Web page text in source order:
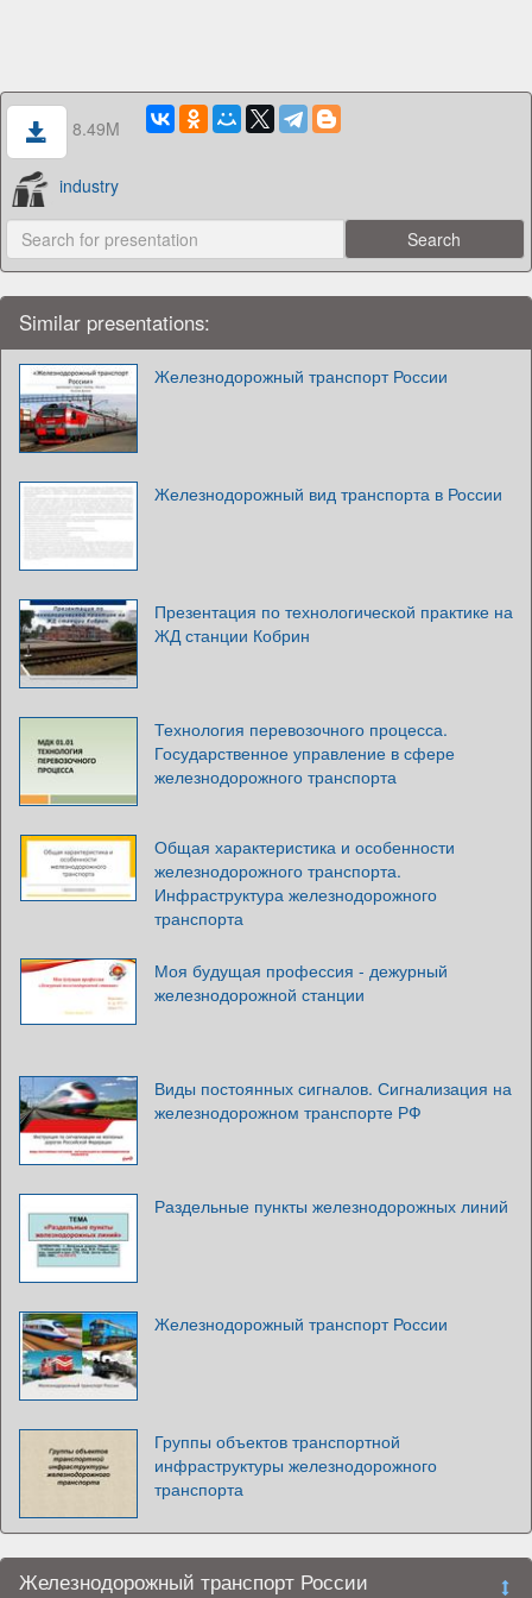
8.49M
industry
Similar presentations:
Железнодорожный транспорт России
Железнодорожный вид транспорта в России
Презентация по технологической практике на
ЖД станции Кобрин
Технология перевозочного процесса.
Государственное управление в сфере
железнодорожного транспорта
Общая характеристика и особенности
железнодорожного транспорта.
Инфраструктура железнодорожного
транспорта
Моя будущая профессия - дежурный
железнодорожной станции
Виды постоянных сигналов. Сигнализация на
железнодорожном транспорте РФ
Раздельные пункты железнодорожных линий
Железнодорожный транспорт России
Группы объектов транспортной
инфраструктуры железнодорожного
транспорта
Железнодорожный транспорт России